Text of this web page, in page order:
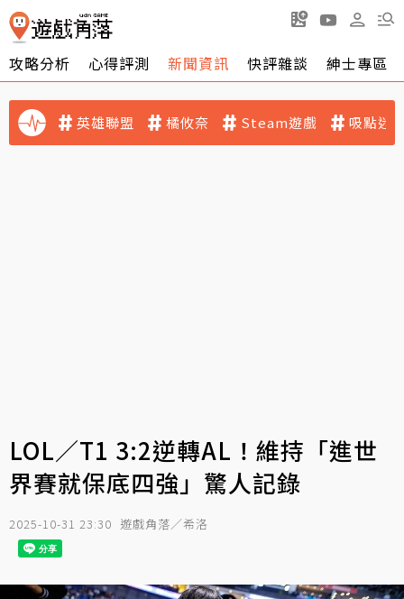
攻略分析 心得評測 新聞資訊 快評雜談 紳士專區
英雄聯盟 橘攸奈 Steam遊戲 吸點迷
LOL／T1 3:2逆轉AL！維持「進世
界賽就保底四強」驚人記錄
2025-10-31 23:30 遊戲角落／希洛